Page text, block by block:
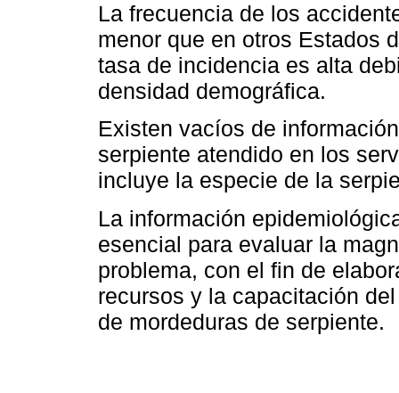
La frecuencia de los
menor que en otros Estados
tasa de incidencia es alta
densidad demográfica.
Existen vacíos de
serpiente atendido en los
incluye la especie de la
La información
esencial para evaluar la
problema, con el fin de
recursos y la capacitación
de mordeduras de serpiente.